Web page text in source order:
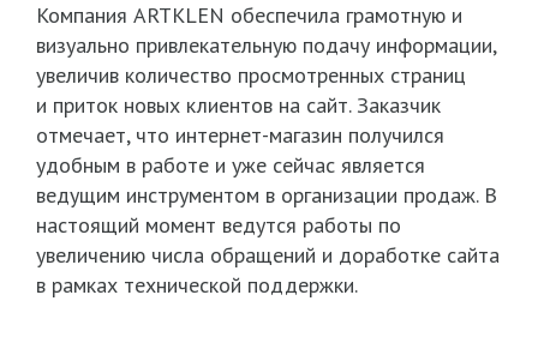
Компания ARTKLEN обеспечила грамотную и
визуально привлекательную подачу информации,
увеличив количество просмотренных страниц
и приток новых клиентов на сайт. Заказчик
отмечает, что интернет-магазин получился
удобным в работе и уже сейчас является
ведущим инструментом в организации продаж. В
настоящий момент ведутся работы по
увеличению числа обращений и доработке сайта
в рамках технической поддержки.